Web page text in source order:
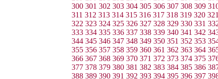
300 301 302 303 304 305 306 307 308 309
311 312 313 314 315 316 317 318 319 320
322 323 324 325 326 327 328 329 330 331
333 334 335 336 337 338 339 340 341 342
344 345 346 347 348 349 350 351 352 353
355 356 357 358 359 360 361 362 363 364
366 367 368 369 370 371 372 373 374 375
377 378 379 380 381 382 383 384 385 386
388 389 390 391 392 393 394 395 396 397